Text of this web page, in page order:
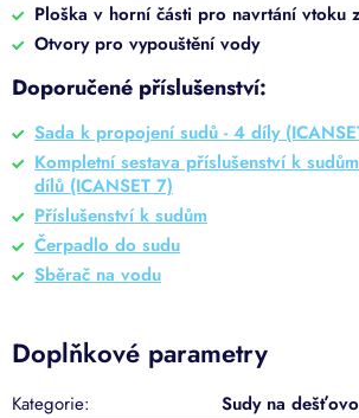
Ploška v horní části pro navrtání vtoku
Otvory pro vypouštění vody
Doporučené příslušenství:
Sada k propojení sudů - 4 díly
Kompletní sestava příslušenství k
dílů (ICANSET 7)
Příslušenství k sudům
Čerpadlo do sudu
Sběrač na vodu
Doplňkové parametry
Kategorie:
Sudy na